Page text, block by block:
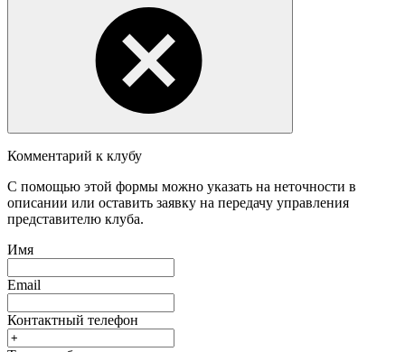
Комментарий к клубу
С помощью этой формы можно указать на неточности в
описании или оставить заявку на передачу управления
представителю клуба.
Имя
Email
Контактный телефон